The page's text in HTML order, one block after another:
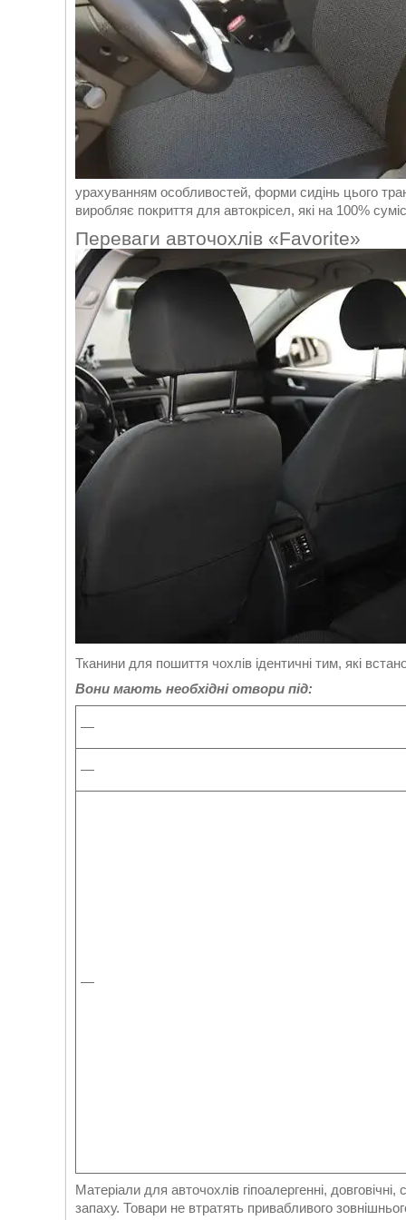
урахуванням особливостей, форми сидінь цього
виробляє покриття для автокрісел, які на 100%
Переваги авточохлів «Favorite»
Тканини для пошиття чохлів ідентичні тим, які
Вони мають необхідні отвори під:
—
—
—
Матеріали для авточохлів гіпоалергенні,
запаху. Товари не втратять привабливого